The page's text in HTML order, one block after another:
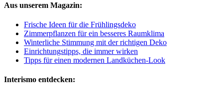
Aus unserem Magazin:
Frische Ideen für die Frühlingsdeko
Zimmerpflanzen für ein besseres Raumklima
Winterliche Stimmung mit der richtigen Deko
Einrichtungstipps, die immer wirken
Tipps für einen modernen Landküchen-Look
Interismo entdecken: